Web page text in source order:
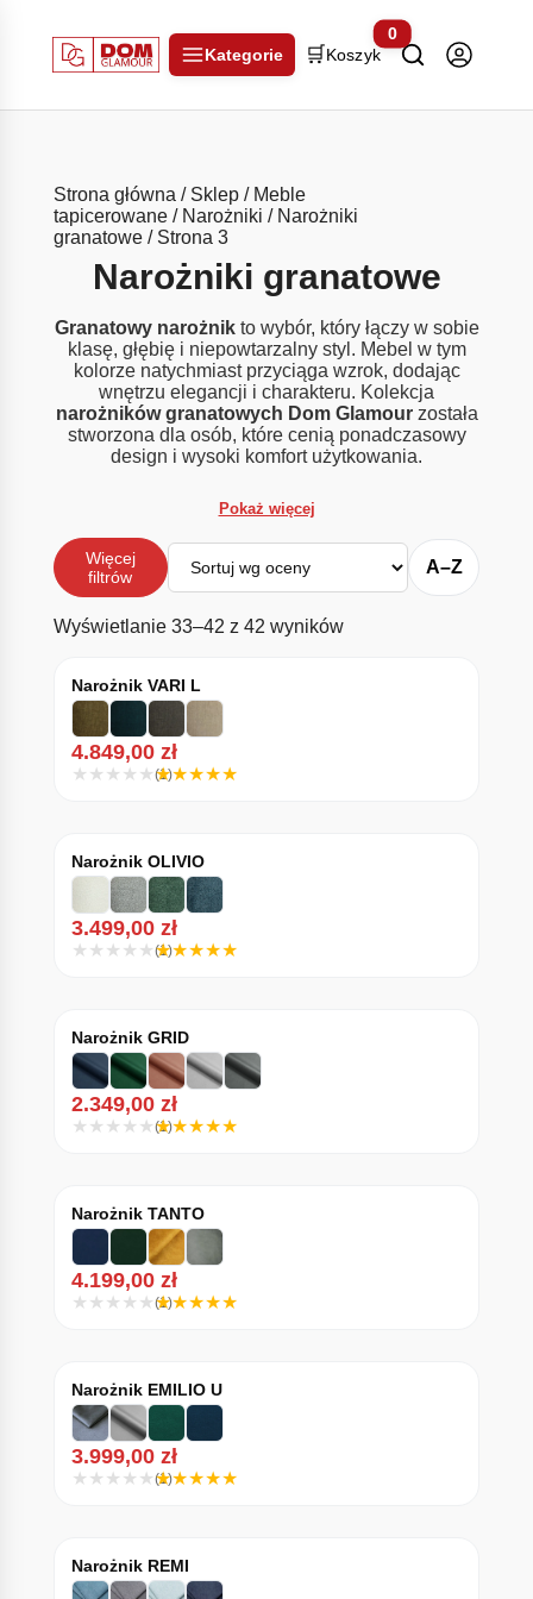
Kategorie 🛒 Koszyk
0
Strona główna / Sklep/ Meble
tapicerowane/ Narożniki / Narożniki
granatowe/ Strona 3
Narożniki granatowe
Granatowy narożnikto wybór, który łączy w sobie
klasę, głębię i niepowtarzalny styl. Mebel w tym
kolorze natychmiast przyciąga wzrok, dodając
wnętrzu elegancji i charakteru. Kolekcja
narożników granatowych Dom Glamourzostała
stworzona dla osób, które cenią ponadczasowy
design i wysoki komfort użytkowania.
Pokaż więcej
Więcej
filtrów
Sortuj
A–Z
Wyświetlanie 33–42 z 42 wynikówPosortowane według
Narożnik VARI L
4.849,00 zł
(1)
Narożnik OLIVIO
3.499,00 zł
(1)
Narożnik GRID
2.349,00 zł
(1)
Narożnik TANTO
4.199,00 zł
(1)
Narożnik EMILIO U
3.999,00 zł
(1)
Narożnik REMI